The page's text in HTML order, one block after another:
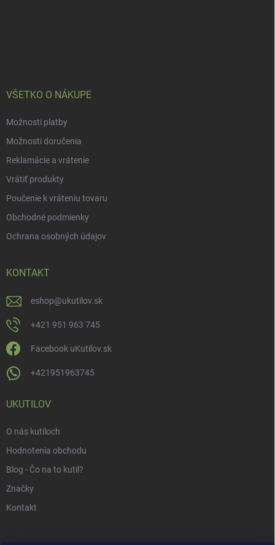
VŠETKO O NÁKUPE
Možnosti platby
Možnosti doručenia
Reklamácie a vrátenie
Vrátiť produkty
Poučenie k vráteniu tovaru
Obchodné podmienky
Ochrana osobných údajov
KONTAKT
eshop@ukutilov.sk
+421 951 963 745
Facebook uKutilov.sk
+421951963745
UKUTILOV
O nás kutiloch
Hodnotenia obchodu
Blog - Čo na to kutil?
Značky
Kontakt